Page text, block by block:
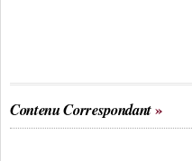
Contenu Correspondant